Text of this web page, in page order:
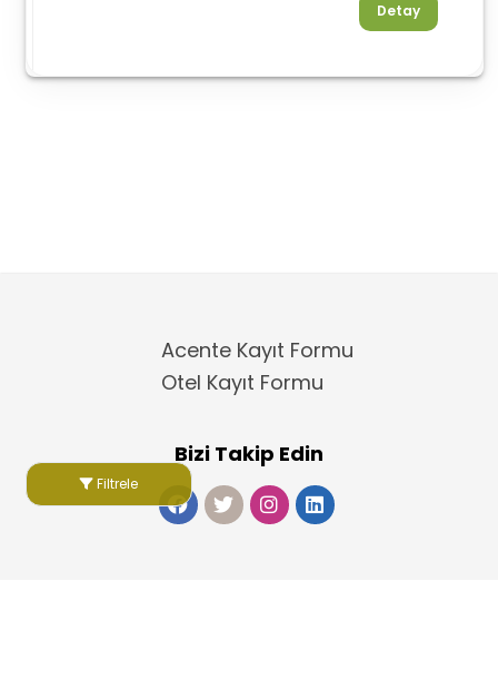
Filtrele
Detay
Acente Kayıt Formu
Otel Kayıt Formu
Bizi Takip Edin